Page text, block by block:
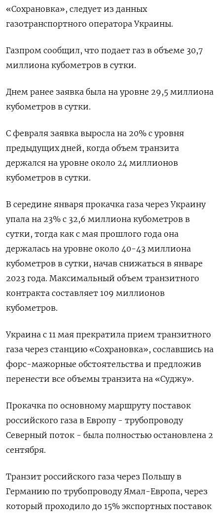
«Сохрановка», следует из данных
газотранспортного оператора Украины.
Газпром сообщил, что подает газ в объеме 30,7
миллиона кубометров в сутки.
Днем ранее заявка была на уровне 29,5 миллиона
кубометров в сутки.
С февраля заявка выросла на 20% с уровня
предыдущих дней, когда объем транзита
держался на уровне около 24 миллионов
кубометров в сутки.
В середине января прокачка газа через Украину
упала на 23% с 32,6 миллиона кубометров в
сутки, тогда как с мая прошлого года она
держалась на уровне около 40-43 миллиона
кубометров в сутки, начав снижаться в январе
2023 года. Максимальный объем транзитного
контракта составляет 109 миллионов
кубометров.
Украина с 11 мая прекратила прием транзитного
газа через станцию «Сохрановка», сославшись на
форс-мажорные обстоятельства и предложив
перенести все объемы транзита на «Суджу».
Прокачка по основному маршруту поставок
российского газа в Европу - трубопроводу
Северный поток - была полностью остановлена 2
сентября.
Транзит российского газа через Польшу в
Германию по трубопроводу Ямал-Европа, через
который проходило до 15% экспортных поставок